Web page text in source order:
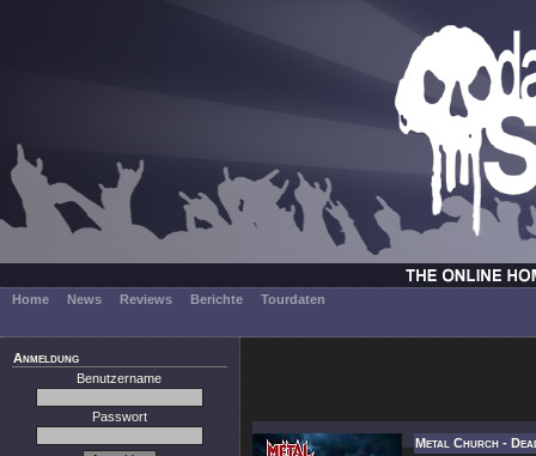
Home News Reviews Berichte Tourdaten
Anmeldung
Benutzername
Passwort
Metal Church -